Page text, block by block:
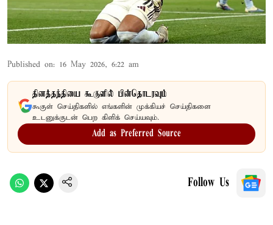
Published on: 16 May 2026, 6:22 am
தினத்தந்தியை கூகுளில் பின்தொடரவும்
கூகுள் செய்திகளில் எங்களின் முக்கியச் செய்திகளை
உடனுக்குடன் பெற கிளிக் செய்யவும்.
Add as Preferred Source
Follow Us